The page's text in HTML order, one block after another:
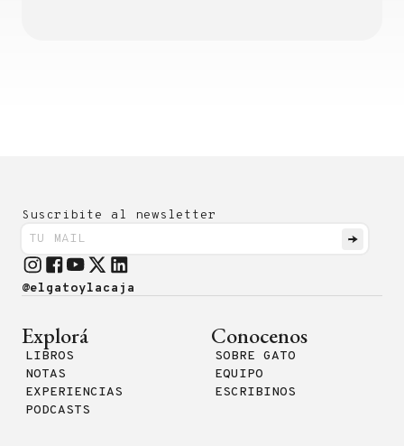
Suscribite al newsletter
@elgatoylacaja
Explorá
LIBROS
NOTAS
EXPERIENCIAS
PODCASTS
Conocenos
SOBRE GATO
EQUIPO
ESCRIBINOS